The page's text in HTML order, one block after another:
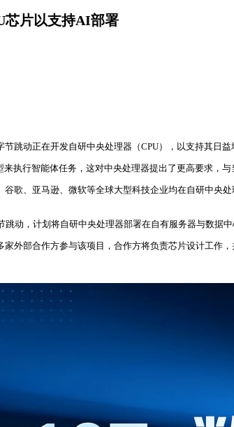
芯片以支持AI部署
跳动正在开发自研中央处理器（CPU），以支持其日
执行智能体任务，这对中央处理器提出了更高要求，与
歌、亚马逊、微软等全球大型科技企业均在自研中
动，计划将自研中央处理器部署在自有服务器与数据
外部合作方参与该项目，合作方将负责芯片设计工作